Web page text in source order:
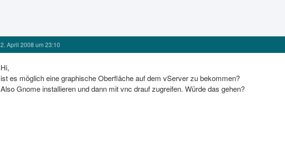
2. April 2008 um 23:10
Hi,
ist es möglich eine graphische Oberfläche auf dem vServer zu bekommen?
Also Gnome installieren und dann mit vnc drauf zugreifen. Würde das gehen?